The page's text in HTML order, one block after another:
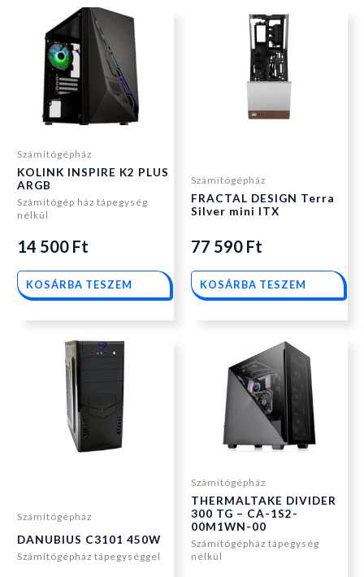
Számítógépház
KOLINK INSPIRE K2 PLUS
ARGB
Számítógép ház tápegység
nélkül
14 500 Ft
KOSÁRBA TESZEM
Számítógépház
FRACTAL DESIGN Terra
Silver mini ITX
77 590 Ft
KOSÁRBA TESZEM
Számítógépház
DANUBIUS C3101 450W
Számítógépház tápegységgel
Számítógépház
THERMALTAKE DIVIDER
300 TG – CA-1S2-
00M1WN-00
Számítógépház tápegység
nélkül